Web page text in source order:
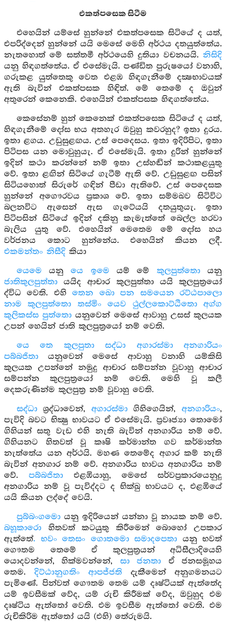
එකත්පසෙක සිටීම
එහෙයින් යම්සේ හුන්නේ එකත්පසෙක සිටියේ ද යත්,
එපරිද්දෙන් හුන්නේ යයි මෙසේ මෙහි අර්ථය දතයුත්තේය.
නැතහොත් මේ සත්තමී අර්ථයෙහි දුතියා වචනයයි. නිසිදි
යනු හිඳගත්තේය. ඒ එසේමැයි. පණ්ඩිත පුරුෂයෝ වනාහි,
ගරුකළ යුත්තෙකු වෙත එළඹ හිඳගැනීමේ දක්‍ෂභාවයක්
ඇති බැවින් එකත්පසක හිඳිත්. මේ තෙමේ ද ඔවුන්
අතුරෙන් කෙනෙකි. එහෙයින් එකත්පසක හිඳගත්තේය.
කෙසේනම් හුන් කෙනෙක් එකත්පසෙක සිටියේ ද යත්,
හිඳගැනීමේ දෝස භය අතහැර ඔවුහු කවරහුද? ඉතා දුරය.
ඉතා ළගය. උඩුසුළඟය. උස් පෙදෙසය. ඉතා ඉදිරිපිට, ඉතා
පිටිපස යන මොවුහුයැ. ඒ එසේමැයි. ඉතා දුරින් හුන්නේ
ඉදින් කථා කරන්නේ නම් ඉතා උස්හඬින් කථාකළයුතු
වේ. ඉතා ළඟින් සිටියේ ගැටීම් ඇති වේ. උඩුසුළඟ පසින්
සිටියහොත් සිරුරේ ගඳින් පීඩා ඇතිවේ. උස් පෙදෙසක
හුන්නේ අගෞරවය ප්‍රකාශ වේ. ඉතා සම්මඛව සිටිවිට
බලනවිට ඇසෙන් ඇස ගැටේයයි දතයුතුයැ. ඉතා
පිටිපසින් සිටියේ ඉදින් දකිනු කැමැත්තේ බෙල්ල හරවා
බැලිය යුතු වේ. එහෙයින් මෙතෙම මේ දෝස හය
වර්ජනය කොට හුන්නේය. එහෙයින් කියන ලදී.
එකමන්තං නිසීදි කියා
යෙමෙ යනුයෙ ඉමෙ යම් මේ කුලපුත්තොයනු
ජාතිකුලපුත්තා යයිද ආචාර කුලපුත්තා යයි කුලපුත්‍රයෝ
ද්විධ වෙති. එහිතෙන ඛො පන සමයෙන රට්ඨපාලො
නාම කුලපුත්තො තස්මිං යෙව ථුල්ලකොට්ඨිතො අග්ග
කුලිකස්ස පුත්තො යනුවෙන් මෙසේ ආවාහු උසස් කුලයක
උපන් හෙයින් ජාති කුලපුත්‍රයෝ නම් වෙති.
යෙ තෙ කුලපුතා සද්ධා අගාරස්මා අනගාරියං
පබ්බජිතා යනුවෙන් මෙසේ ආවාහු වනාහි යම්කිසි
කුලයක උපන්නේ නමුදු ආචාර සම්පන්න වූවාහු ආචාර
සම්පන්න කුලපුත්‍රයෝ නම් වෙති. මෙහි වූ කලී
දෙකරුණින්ම කුලපුත්‍ර නම් වූවාහු වෙති.
සද්ධාශ්‍රද්ධාවෙන්, අගාරස්මාගිහිගෙයින්, අනගාරියං,
පැවිදි බවට භික්‍ෂු භාවයට ඒ එසේමැයි. ප්‍රවෘජ්‍යා තොමෝ
ගිහියන් සතු වැඩ එහි නැති බැවින් අනගාරිය නම් වේ.
ගිහියනට හිතවත් වූ කෘෂි කර්මාන්ත ගව කර්මාන්ත
නැත්තේය යන අර්ථයි. මහණ තෙමේද අගාර කම් නැති
බැවින් අනගාර නම් වේ. අනගාරිය භාවය අනගාරිය නම්
වේ. පබ්බජිතා එළඹියාහු, මෙසේ සර්වප්‍රකාරයෙනුදු
අනගාරිය නම් වූ පැවිද්දට ද භික්ඛු භාවයට ද, එළඹියේ
යයි කියන ලද්දේ වෙයි.
පුබ්බංගමොයනු ඉදිරියෙන් යන්නා වූ නායක නම් වේ.
බහූකාරො හිතවත් කටයුතු කිරීමෙන් බොහෝ උපකාර
ඇත්තේ. භවං තෙසං ගොතමො සමාදපෙතා යනු භවත්
ගෞතම තෙමේ ඒ කුලපුත්‍රයන් අධිසීලාදියෙහි
යොදවන්නේ, හික්මවන්නේ, සා ජනතා ඒ ජනසමූහය
තෙම. දිට්ඨානුගතිං ආපජ්ජති දැකීමෙන් අනුගමනයට
පැමිණේ. පින්වත් ගෞතම තෙම යම් දෘෂ්ටියක් ඇත්තේද
යම් ඉවසීමක් වේද, යම් රුචි කිරීමක් වේද, ඔවුහුද එම
දෘෂ්ටිය ඇත්තෝ වෙති. එම ඉවසීම ඇත්තෝ වෙති. එම
රුචිකිරිම ඇත්තෝ යයි (එහි) තේරුමයි.